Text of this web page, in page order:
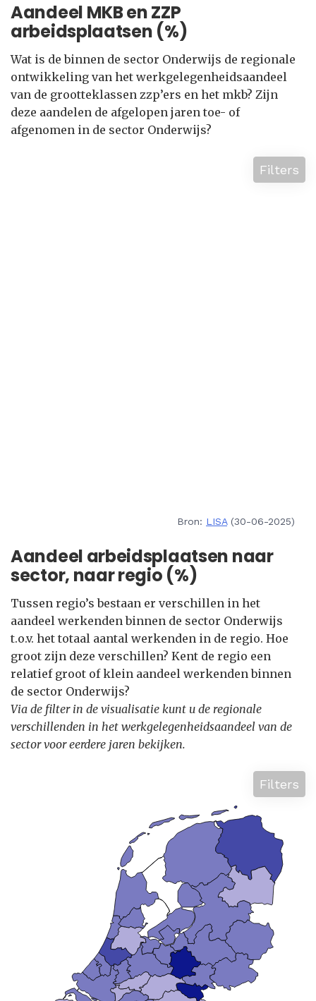
Aandeel MKB en ZZP
arbeidsplaatsen (%)
Wat is de binnen de sector Onderwijs de regionale
ontwikkeling van het werkgelegenheidsaandeel
van de grootteklassen zzp’ers en het mkb? Zijn
deze aandelen de afgelopen jaren toe- of
afgenomen in de sector Onderwijs?
Filters
Bron: LISA(30-06-2025)
Aandeel arbeidsplaatsen naar
sector, naar regio (%)
Tussen regio’s bestaan er verschillen in het
aandeel werkenden binnen de sector Onderwijs
t.o.v. het totaal aantal werkenden in de regio. Hoe
groot zijn deze verschillen? Kent de regio een
relatief groot of klein aandeel werkenden binnen
de sector Onderwijs?
Via de filter in de visualisatie kunt u de regionale
verschillenden in het werkgelegenheidsaandeel van de
sector voor eerdere jaren bekijken.
Filters